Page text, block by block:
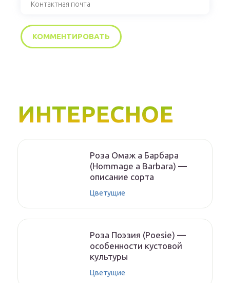
ИНТЕРЕСНОЕ
Роза Омаж а Барбара
(Hommage a Barbara) —
описание сорта
Цветущие
Роза Поэзия (Poesie) —
особенности кустовой
культуры
Цветущие